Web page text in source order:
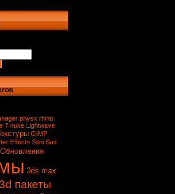
physx rhino
7 nuke Lightwave
GIMP
Effects Sitni Sati
Обновления
3ds max
пакеты